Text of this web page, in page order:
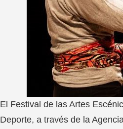
El Festival de las Artes
Deporte, a través de la